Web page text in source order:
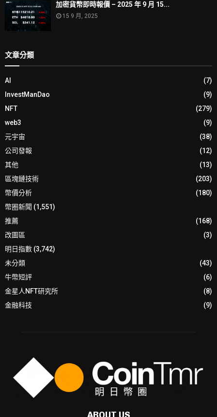
加密貨幣即時報價 – 2025 年 9 月 15...
15 9 月, 2025
文章分類
AI
(7)
InvestManDao
(9)
NFT
(279)
web3
(9)
元宇宙
(38)
公司發報
(12)
其他
(13)
區塊鏈技術
(203)
幣價分析
(180)
幣圈新聞 (1,551)
推薦
(168)
改圖區
(3)
明日指數 (3,742)
未分類
(43)
牛幣短評
(6)
金星人NFT研究所
(8)
金融科技
(9)